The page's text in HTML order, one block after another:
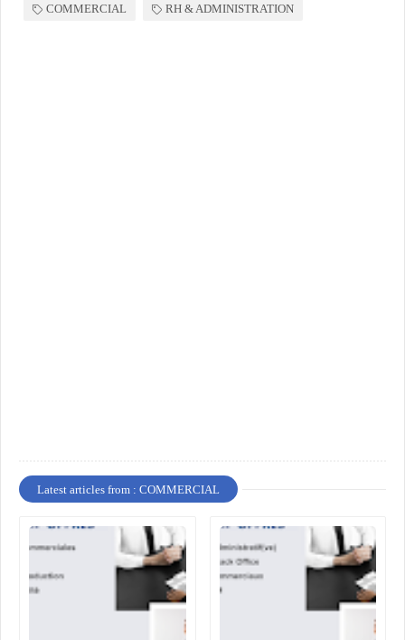
COMMERCIAL RH & ADMINISTRATION
Latest articles from : COMMERCIAL